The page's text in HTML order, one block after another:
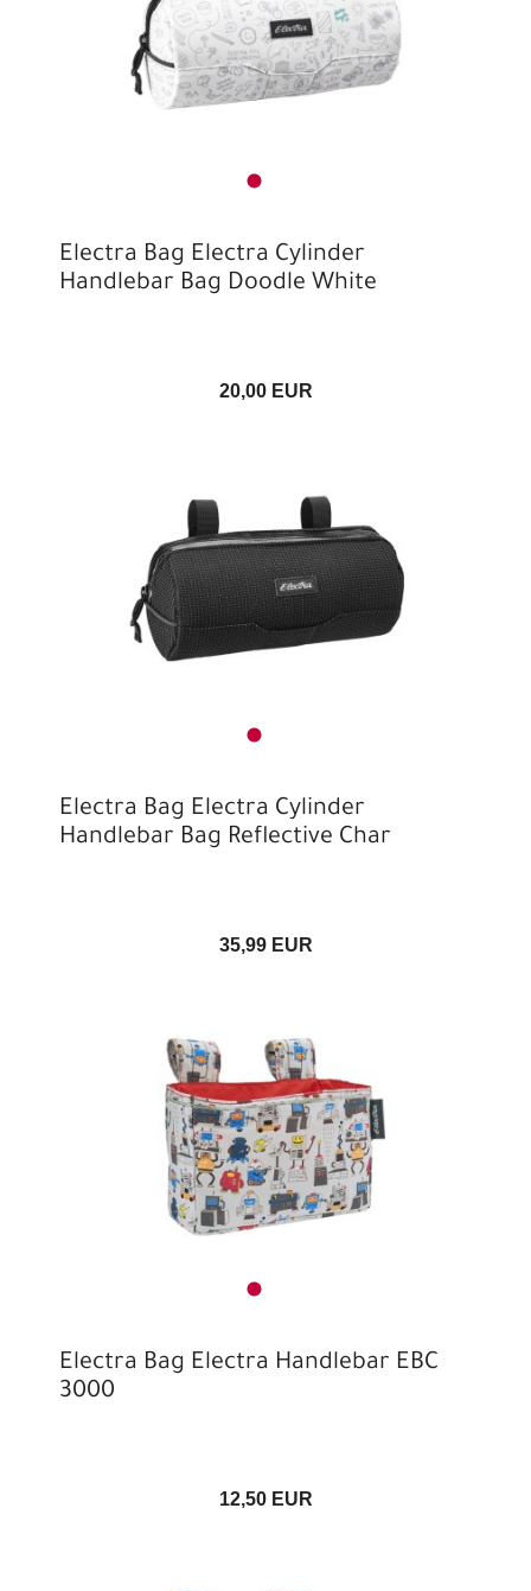
Electra Bag Electra Cylinder
Handlebar Bag Doodle White
20,00 EUR
Electra Bag Electra Cylinder
Handlebar Bag Reflective Char
35,99 EUR
Electra Bag Electra Handlebar EBC
3000
12,50 EUR